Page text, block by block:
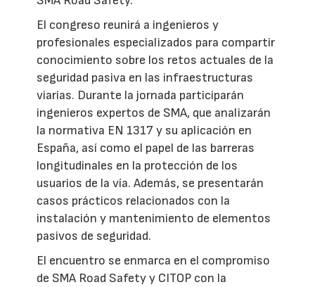
El congreso reunirá a ingenieros y
profesionales especializados para compartir
conocimiento sobre los retos actuales de la
seguridad pasiva en las infraestructuras
viarias. Durante la jornada participarán
ingenieros expertos de SMA, que analizarán
la normativa EN 1317 y su aplicación en
España, así como el papel de las barreras
longitudinales en la protección de los
usuarios de la vía. Además, se presentarán
casos prácticos relacionados con la
instalación y mantenimiento de elementos
pasivos de seguridad.
El encuentro se enmarca en el compromiso
de SMA Road Safety y CITOP con la